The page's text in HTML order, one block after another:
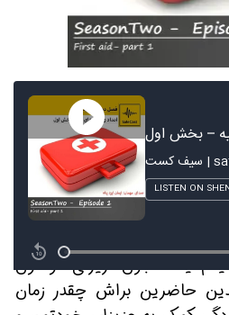
میتونید توی شرایط
نیست جون عزیزای خودتون
حاضرین براش چقدر زمان